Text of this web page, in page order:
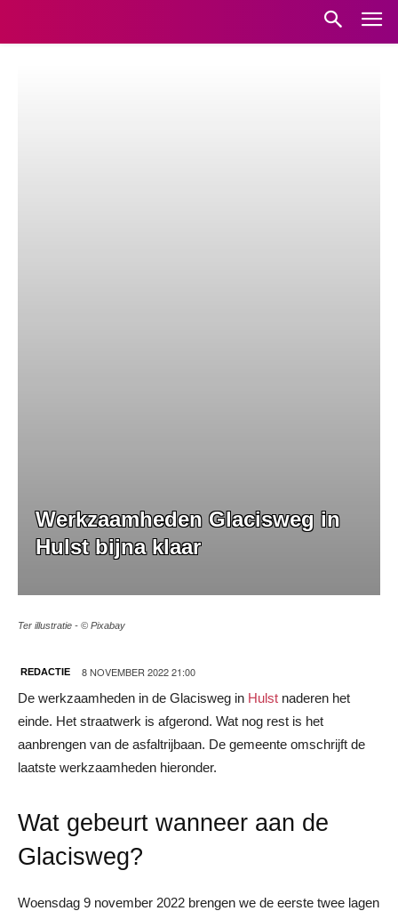
Werkzaamheden Glacisweg in
Hulst bijna klaar
Ter illustratie - © Pixabay
REDACTIE 8 NOVEMBER 2022 21:00
De werkzaamheden in de Glacisweg in Hulst naderen het
einde. Het straatwerk is afgerond. Wat nog rest is het
aanbrengen van de asfaltrijbaan. De gemeente omschrijft de
laatste werkzaamheden hieronder.
Wat gebeurt wanneer aan de
Glacisweg?
Woensdag 9 november 2022 brengen we de eerste twee lagen